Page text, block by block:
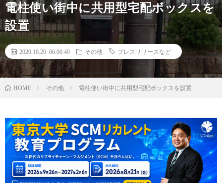
電柱使い街中に共用型宅配ボックスを
設置
2020.10.20 06:00:49 その他 プレスリリースなど
HOME その他 電柱使い街中に共用型宅配ボックスを設置